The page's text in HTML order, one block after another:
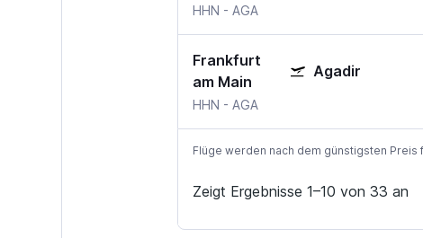
HHN - AGA
Frankfurt
am Main
Agadir
HHN - AGA
Flüge werden nach dem günstigsten Preis
Zeigt Ergebnisse 1–10 von 33 an